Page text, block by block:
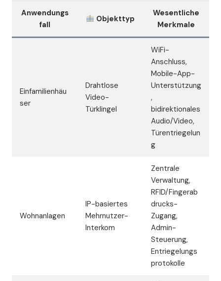
Anwendungs
fall
Objekttyp
Wesentliche
Merkmale
Einfamilienhäu
ser
Drahtlose
Video-
Türklingel
WiFi-
Anschluss,
Mobile-App-
Unterstützung
,
bidirektionales
Audio/Video,
Türentriegelun
g
Wohnanlagen
IP-basiertes
Mehrnutzer-
Interkom
Zentrale
Verwaltung,
RFID/Fingerab
drucks-
Zugang,
Admin-
Steuerung,
Entriegelungs
protokolle